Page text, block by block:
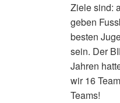
Ziele sind:
geben
besten
sein. Der
Jahren
wir 16
Teams!